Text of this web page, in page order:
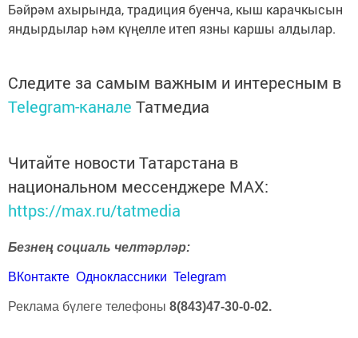
Бәйрәм ахырында, традиция буенча, кыш карачкысын
яндырдылар һәм күңелле итеп язны каршы алдылар.
Следите за самым важным и интересным в
Telegram-канале Татмедиа
Читайте новости Татарстана в
национальном мессенджере MАХ:
https://max.ru/tatmedia
Безнең социаль челтәрләр:
ВКонтакте Одноклассники Telegram
Реклама бүлеге телефоны 8(843)47-30-0-02.